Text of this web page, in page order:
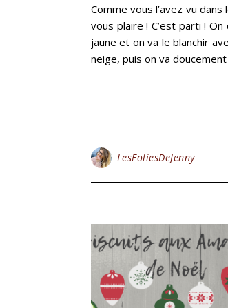
Comme vous l’avez vu
vous plaire ! C’est parti !
jaune et on va le blanchir
neige, puis on va
LesFoliesDeJenny